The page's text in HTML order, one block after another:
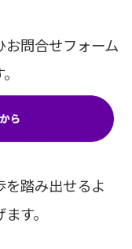
問合せフォーム
を踏み出せるよ
す。